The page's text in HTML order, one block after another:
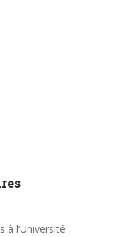
à l’Université